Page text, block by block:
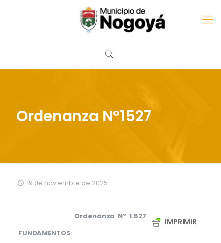
Ordenanza Nº1527
19 de noviembre de 2025
IMPRIMIR
Ordenanza Nº 1.527
FUNDAMENTOS: